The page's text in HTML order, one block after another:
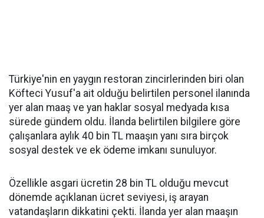
Türkiye'nin en yaygın restoran zincirlerinden biri olan
Köfteci Yusuf'a ait olduğu belirtilen personel ilanında
yer alan maaş ve yan haklar sosyal medyada kısa
sürede gündem oldu. İlanda belirtilen bilgilere göre
çalışanlara aylık 40 bin TL maaşın yanı sıra birçok
sosyal destek ve ek ödeme imkanı sunuluyor.
Özellikle asgari ücretin 28 bin TL olduğu mevcut
dönemde açıklanan ücret seviyesi, iş arayan
vatandaşların dikkatini çekti. İlanda yer alan maaşın